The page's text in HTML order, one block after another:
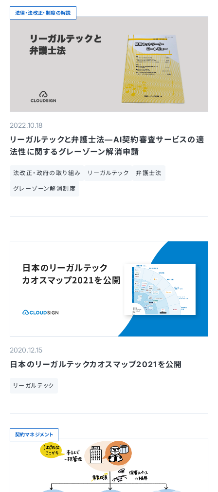
法律・法改正・制度の解説
2022.10.18
リーガルテックと弁護士法—AI契約審査サービスの適
法性に関するグレーゾーン解消申請
法改正・政府の取り組み リーガルテック 弁護士法
グレーゾーン解消制度
2020.12.15
日本のリーガルテックカオスマップ2021を公開
リーガルテック
契約マネジメント